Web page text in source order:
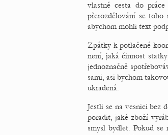
vlastně cesta do
přerozdělování se
abychom mohli text
Zpátky k potlačené
není, jaká činnost
jednoznačně
sami, asi bychom
ukradená.
Jestli se na vesnici bez
poradit, jaké zboží
smysl bydlet. Pokud